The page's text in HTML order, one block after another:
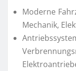
Moderne
Mechanik,